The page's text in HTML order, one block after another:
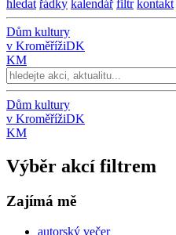
hledat řádky kalendář filtr kontakt
Dům kultury
v KroměřížiDK
KM
Dům kultury
v KroměřížiDK
KM
Výběr akcí filtrem
Zajímá mě
autorský večer